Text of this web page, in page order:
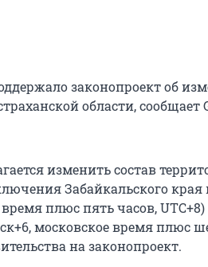
законопроект об
области, сообщает
изменить состав
Забайкальского края
плюс пять часов, UTC+8)
московское время плюс
на законопроект.